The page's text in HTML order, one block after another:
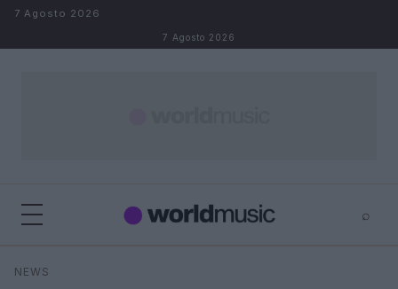
Salta al contenuto
7 Agosto 2026
7 Agosto 2026
⌕
Cerca
NEWS